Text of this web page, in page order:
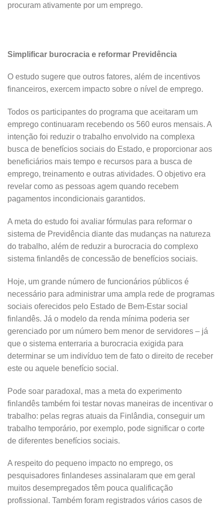
procuram ativamente por um emprego.
Simplificar burocracia e reformar Previdência
O estudo sugere que outros fatores, além de incentivos
financeiros, exercem impacto sobre o nível de emprego.
Todos os participantes do programa que aceitaram um
emprego continuaram recebendo os 560 euros mensais. A
intenção foi reduzir o trabalho envolvido na complexa
busca de benefícios sociais do Estado, e proporcionar aos
beneficiários mais tempo e recursos para a busca de
emprego, treinamento e outras atividades. O objetivo era
revelar como as pessoas agem quando recebem
pagamentos incondicionais garantidos.
A meta do estudo foi avaliar fórmulas para reformar o
sistema de Previdência diante das mudanças na natureza
do trabalho, além de reduzir a burocracia do complexo
sistema finlandês de concessão de benefícios sociais.
Hoje, um grande número de funcionários públicos é
necessário para administrar uma ampla rede de programas
sociais oferecidos pelo Estado de Bem-Estar social
finlandês. Já o modelo da renda mínima poderia ser
gerenciado por um número bem menor de servidores – já
que o sistema enterraria a burocracia exigida para
determinar se um indivíduo tem de fato o direito de receber
este ou aquele benefício social.
Pode soar paradoxal, mas a meta do experimento
finlandês também foi testar novas maneiras de incentivar o
trabalho: pelas regras atuais da Finlândia, conseguir um
trabalho temporário, por exemplo, pode significar o corte
de diferentes benefícios sociais.
A respeito do pequeno impacto no emprego, os
pesquisadores finlandeses assinalaram que em geral
muitos desempregados têm pouca qualificação
profissional. Também foram registrados vários casos de